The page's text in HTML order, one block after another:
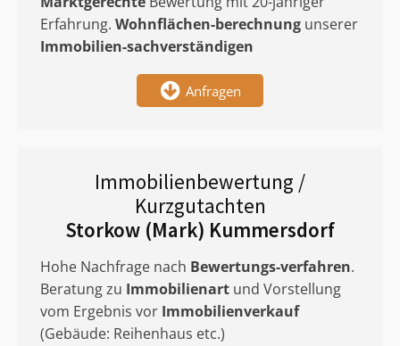
Erfahrung. Wohnflächen-berechnung unserer
Immobilien-sachverständigen
Anfragen
Immobilienbewertung /
Kurzgutachten
Storkow (Mark) Kummersdorf
Hohe Nachfrage nach Bewertungs-verfahren.
Beratung zu Immobilienart und Vorstellung
vom Ergebnis vor Immobilienverkauf
(Gebäude: Reihenhaus etc.)